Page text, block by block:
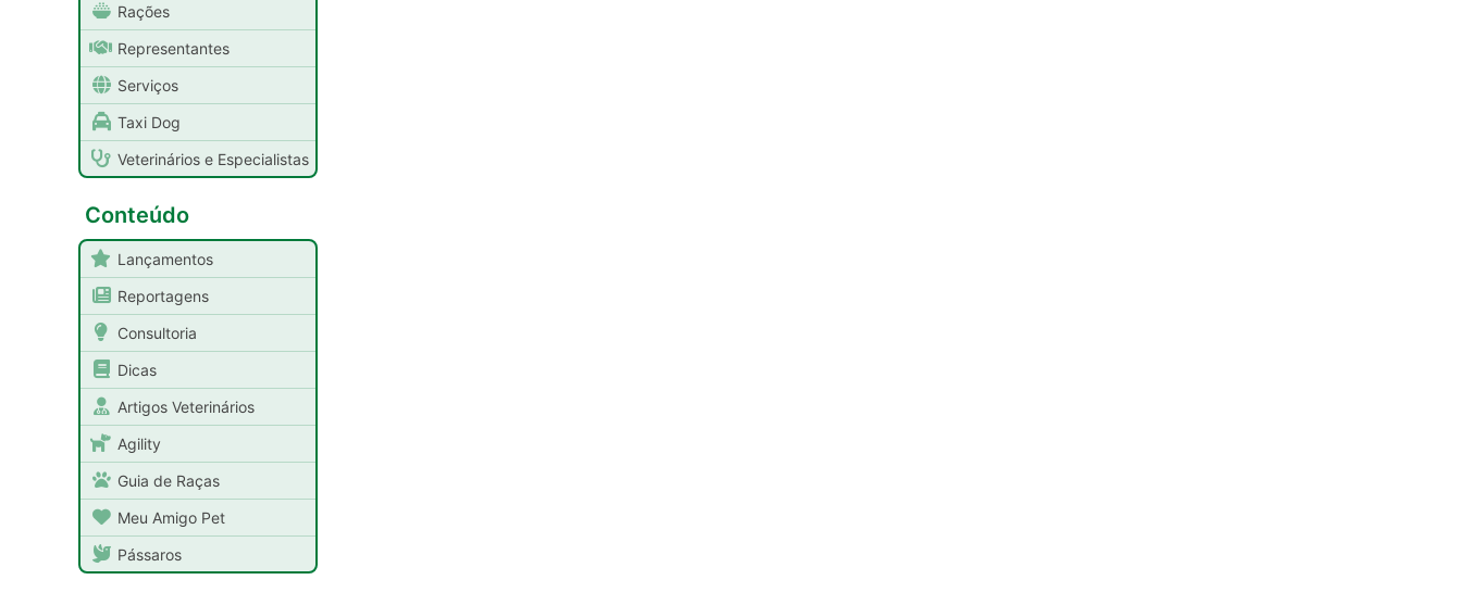
Rações
Representantes
Serviços
Taxi Dog
Veterinários e Especialistas
Conteúdo
Lançamentos
Reportagens
Consultoria
Dicas
Artigos Veterinários
Agility
Guia de Raças
Meu Amigo Pet
Pássaros